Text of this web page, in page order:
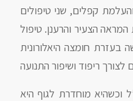
קפלים, שני טיפולים
הצעיר והרענן. טיפול
בעזרת חומצה היאלורונית
וכשהיא מוחדרת לגוף היא